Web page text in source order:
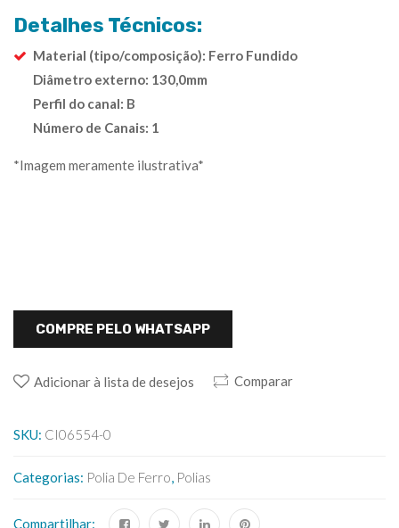
Detalhes Técnicos:
Material (tipo/composição): Ferro Fundido
Diâmetro externo: 130,0mm
Perfil do canal: B
Número de Canais: 1
*Imagem meramente ilustrativa*
COMPRE PELO WHATSAPP
Adicionar à lista de desejos Comparar
SKU: CI06554-0
Categorias: Polia De Ferro, Polias
Compartilhar: